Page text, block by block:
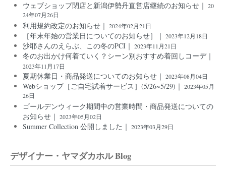
ウェブショップ閉店と新潟伊勢丹直営店継続のお知らせ｜ 20
24年07月26日
利用規約改定のお知らせ｜ 2024年02月21日
［年末年始の営業日についてのお知らせ］｜ 2023年12月18日
沙耶さんのえらぶ、この冬のPCI｜ 2023年11月21日
冬のお出かけ何着ていく？シーン別おすすめ着回しコーデ｜
2023年11月17日
夏期休業日・商品発送についてのお知らせ｜ 2023年08月04日
Webショップ［ご自宅試着サービス］(5/26~5/29)｜ 2023年05月
26日
ゴールデンウィーク期間中の営業時間・商品発送についての
お知らせ｜ 2023年05月02日
Summer Collection 公開しました｜ 2023年03月29日
デザイナー・ヤマダカホル Blog